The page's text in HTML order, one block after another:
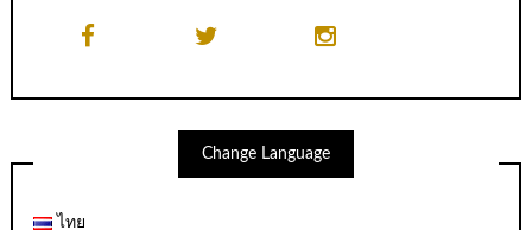
Change Language
ไทย